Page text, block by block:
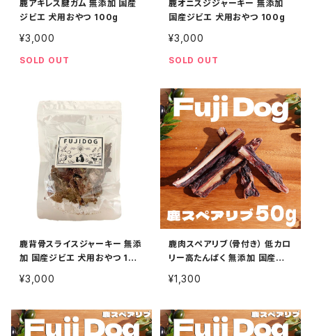
鹿アキレス腱ガム 無添加 国産
ジビエ 犬用おやつ 100g
¥3,000
SOLD OUT
鹿オニスジジャーキー 無添加
国産ジビエ 犬用おやつ 100g
¥3,000
SOLD OUT
鹿背骨スライスジャーキー 無添
加 国産ジビエ 犬用おやつ 100
¥3,000
鹿肉スペアリブ（骨付き） 低カロ
リー高たんぱく 無添加 国産ジ
¥1,300